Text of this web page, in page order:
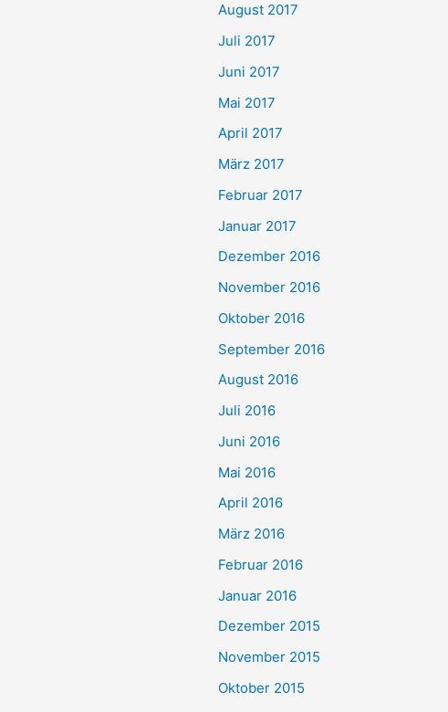
August 2017
Juli 2017
Juni 2017
Mai 2017
April 2017
März 2017
Februar 2017
Januar 2017
Dezember 2016
November 2016
Oktober 2016
September 2016
August 2016
Juli 2016
Juni 2016
Mai 2016
April 2016
März 2016
Februar 2016
Januar 2016
Dezember 2015
November 2015
Oktober 2015